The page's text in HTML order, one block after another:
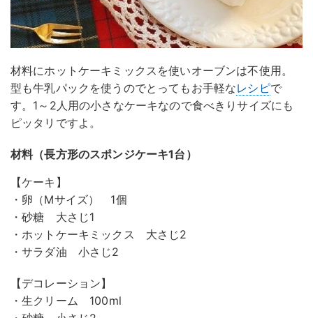
材料にホットケーキミックスを使いオーブンは不使用。
型も牛乳パックを使うのでとってもお手軽なレシピで
す。1～2人用の小さなケーキなので食べきりサイズにも
ピッタリですよ。
材料（長方形のスポンジケーキ1台）
【ケーキ】
・卵（Mサイズ） 1個
・砂糖 大さじ1
・ホットケーキミックス 大さじ2
・サラダ油 小さじ2
【デコレーション】
・生クリーム 100ml